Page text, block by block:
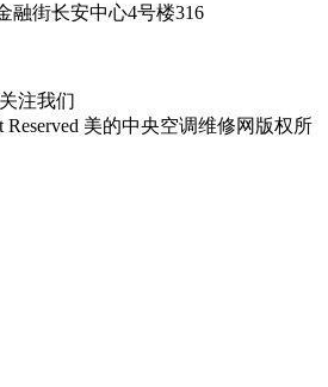
融街长安中心4号楼316
注我们
Reserved 美的中央空调维修网版权所